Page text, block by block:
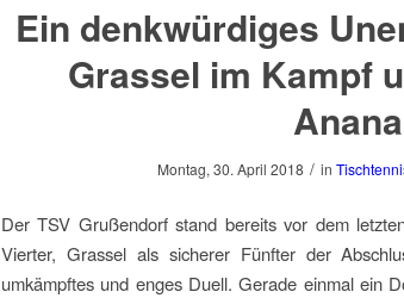
Ein denkwürdiges
Grassel im Kampf
Montag, 30. April 2018 / in
Der TSV Grußendorf stand bereits vor dem
Vierter, Grassel als sicherer Fünfter der
umkämpftes und enges Duell. Gerade einmal ein